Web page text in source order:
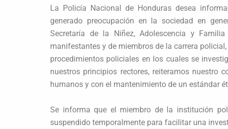
La Policía Nacional de Honduras desea
generado preocupación en la sociedad en
Secretaría de la Niñez, Adolescencia y
manifestantes y de miembros de la carrera
procedimientos policiales en los cuales se
nuestros principios rectores, reiteramos nuestro
humanos y con el mantenimiento de un estándar
Se informa que el miembro de la institución
suspendido temporalmente para facilitar una